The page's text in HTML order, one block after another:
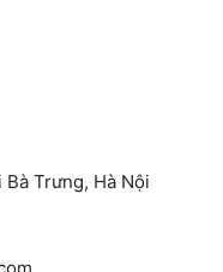
Trưng, Hà Nội